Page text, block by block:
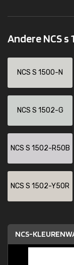
Andere NCS s
NCS S 1500-N
NCS S 1502-G
NCS S 1502-R50B
NCS S 1502-Y50R
NCS-